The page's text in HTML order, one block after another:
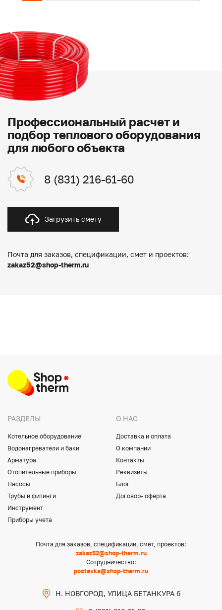
Профессиональный расчет и
подбор теплового оборудования
для любого объекта
8 (831) 216-61-60
Загрузить смету
Почта для заказов, спецификации, смет и проектов:
zakaz52@shop-therm.ru
РАЗДЕЛЫ
Котельное оборудование
Водонагреватели и баки
Арматура
Отопительные приборы
Насосы
Трубы и фитинги
Инструмент
Приборы учета
О НАС
Доставка и оплата
О компании
Контакты
Реквизиты
Блог
Договор- оферта
Почта для заказов, спецификации, смет, проектов:
zakaz52@shop-therm.ru
Сотрудничество:
postavka@shop-therm.ru
Н. НОВГОРОД, УЛИЦА БЕТАНКУРА 6